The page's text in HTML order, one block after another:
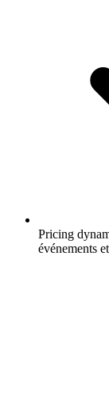
Pricing
événements